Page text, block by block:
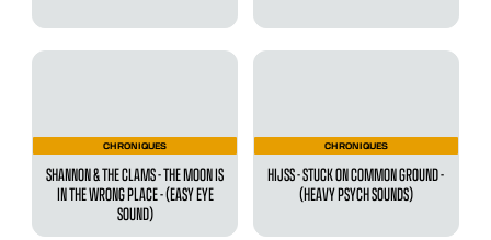
CHRONIQUES
SHANNON & THE CLAMS - THE MOON IS
IN THE WRONG PLACE - (EASY EYE
SOUND)
CHRONIQUES
HIJSS - STUCK ON COMMON GROUND -
(HEAVY PSYCH SOUNDS)